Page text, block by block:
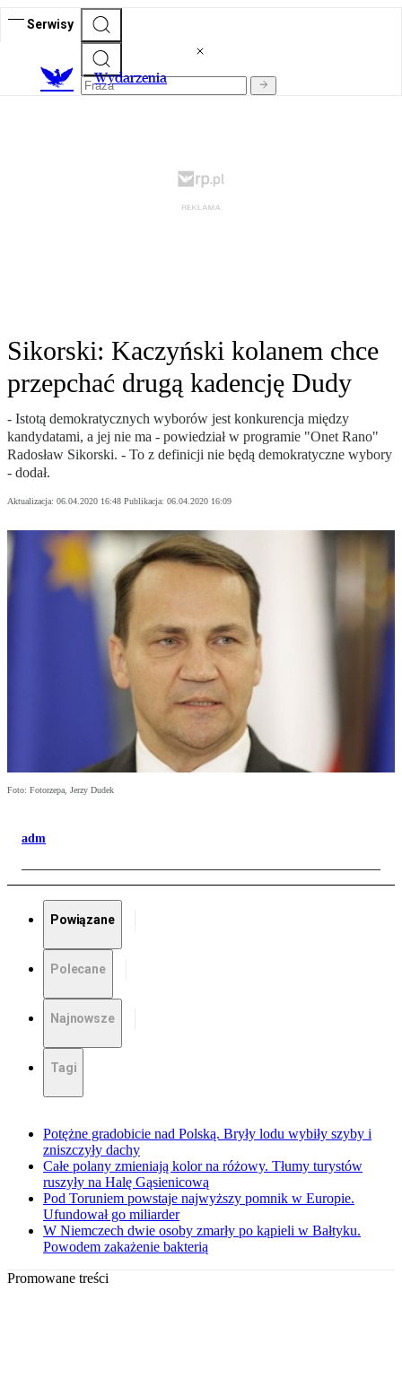
Serwisy
Wydarzenia
Sikorski: Kaczyński kolanem chce
przepchać drugą kadencję Dudy
- Istotą demokratycznych wyborów jest konkurencja między
kandydatami, a jej nie ma - powiedział w programie "Onet Rano"
Radosław Sikorski. - To z definicji nie będą demokratyczne wybory
- dodał.
Aktualizacja: 06.04.2020 16:48 Publikacja: 06.04.2020 16:09
Foto: Fotorzepa, Jerzy Dudek
adm
Powiązane
Polecane
Najnowsze
Tagi
Potężne gradobicie nad Polską. Bryły lodu wybiły szyby i
zniszczyły dachy
Całe polany zmieniają kolor na różowy. Tłumy turystów
ruszyły na Halę Gąsienicową
Pod Toruniem powstaje najwyższy pomnik w Europie.
Ufundował go miliarder
W Niemczech dwie osoby zmarły po kąpieli w Bałtyku.
Powodem zakażenie bakterią
Promowane treści